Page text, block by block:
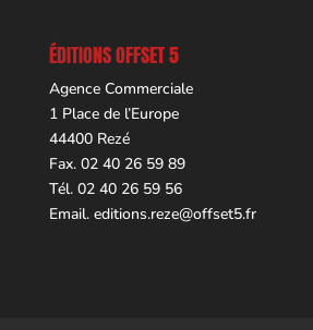
ÉDITIONS OFFSET 5
Agence Commerciale
1 Place de l’Europe
44400 Rezé
Fax. 02 40 26 59 89
Tél. 02 40 26 59 56
Email. editions.reze@offset5.fr